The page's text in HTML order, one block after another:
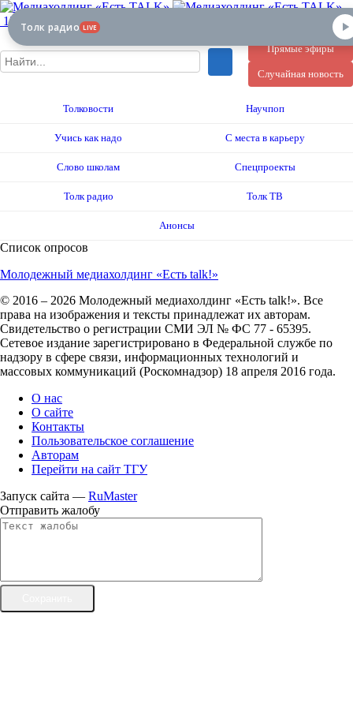
12+
Прямые эфиры
Случайная новость
Толковости Научпоп
Учись как надо С места в карьеру
Слово школам Спецпроекты
Толк радио Толк ТВ
Анонсы
Список опросов
Молодежный медиахолдинг «Есть talk!»
© 2016 – 2026 Молодежный медиахолдинг «Есть talk!». Все
права на изображения и тексты принадлежат их авторам.
Свидетельство о регистрации СМИ ЭЛ № ФС 77 - 65395.
Сетевое издание зарегистрировано в Федеральной службе по
надзору в сфере связи, информационных технологий и
массовых коммуникаций (Роскомнадзор) 18 апреля 2016 года.
О нас
О сайте
Контакты
Пользовательское соглашение
Авторам
Перейти на сайт ТГУ
Запуск сайта — RuMaster
Отправить жалобу
Толк радио LIVE